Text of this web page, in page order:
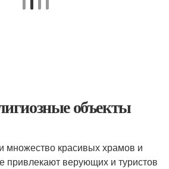
объекты
множество красивых храмов и
привлекают верующих и туристов